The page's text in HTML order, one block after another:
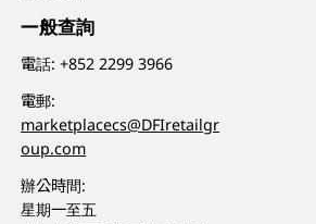
一般查詢
電話:+852 2299 3966
電郵:
marketplacecs@DFIretailgr
oup.com
辦公時間:
星期一至五